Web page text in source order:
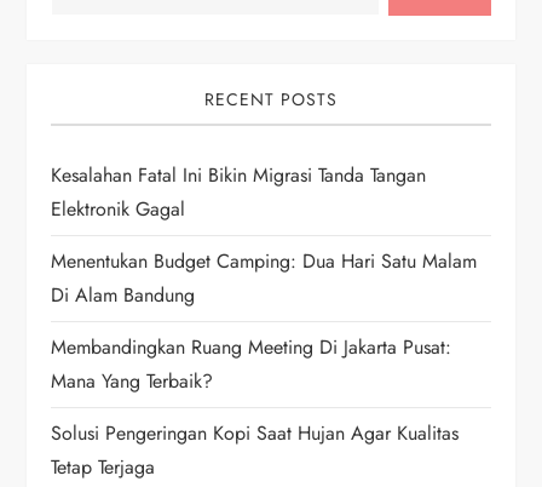
i
g
a
t
i
o
n
RECENT POSTS
Kesalahan Fatal Ini Bikin Migrasi Tanda Tangan
Elektronik Gagal
Menentukan Budget Camping: Dua Hari Satu Malam
Di Alam Bandung
Membandingkan Ruang Meeting Di Jakarta Pusat:
Mana Yang Terbaik?
Solusi Pengeringan Kopi Saat Hujan Agar Kualitas
Tetap Terjaga